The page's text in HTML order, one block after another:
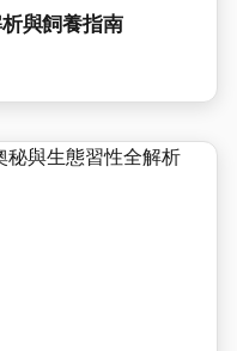
與飼養指南